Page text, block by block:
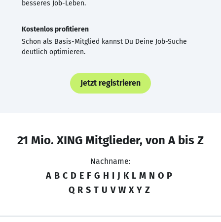
besseres Job-Leben.
Kostenlos profitieren
Schon als Basis-Mitglied kannst Du Deine Job-Suche
deutlich optimieren.
Jetzt registrieren
21 Mio. XING Mitglieder, von A bis Z
Nachname:
A B C D E F G H I J K L M N O P
Q R S T U V W X Y Z